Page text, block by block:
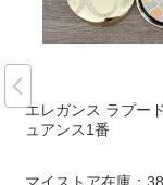
エレガンス ラプー
ュアンス1番